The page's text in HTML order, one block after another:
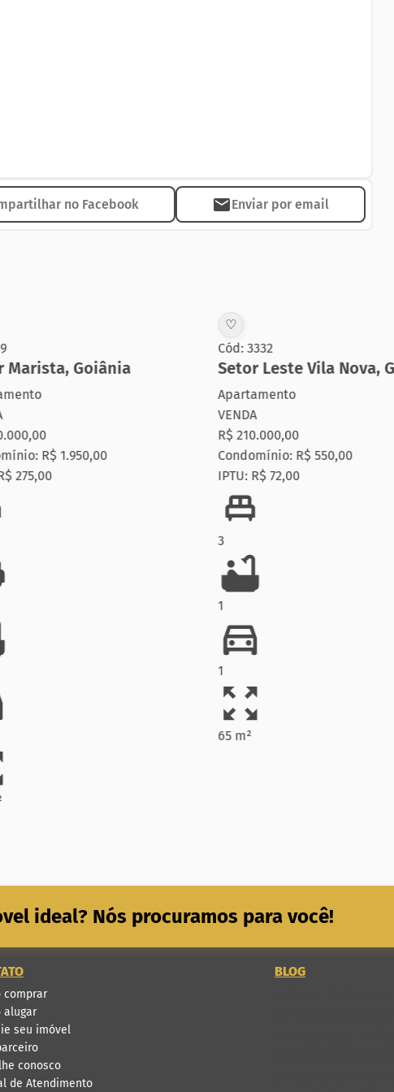
no Facebook Enviar por email
Marista, Goiânia
R$ 1.950,00
275,00
♡
Cód: 3332
Setor Leste Vila Nova,
Apartamento
VENDA
R$ 210.000,00
Condomínio: R$ 550,00
IPTU: R$ 72,00
3
1
1
65 m²
ideal? Nós procuramos para você!
comprar
alugar
seu imóvel
conosco
de Atendimento
BLOG